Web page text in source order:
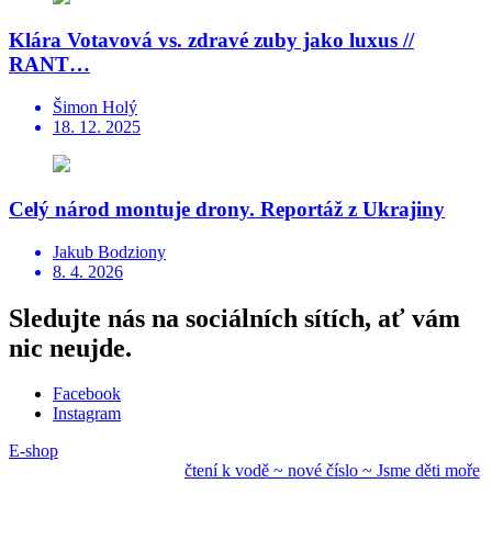
Klára Votavová vs. zdravé zuby jako luxus //
RANT…
Šimon Holý
18. 12. 2025
Celý národ montuje drony. Reportáž z Ukrajiny
Jakub Bodziony
8. 4. 2026
Sledujte nás na sociálních sítích, ať vám
nic neujde.
Facebook
Instagram
E-shop
čtení k vodě ~ nové číslo ~ Jsme děti moře